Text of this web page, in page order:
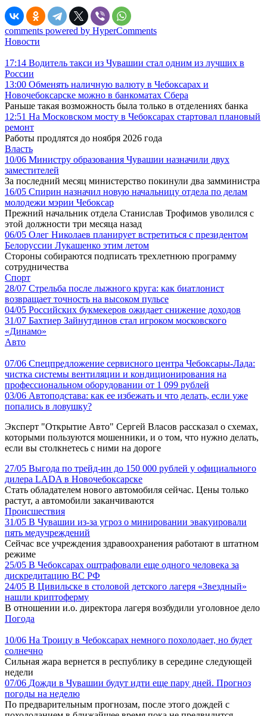
comments powered by HyperComments
Новости
17:14 Водитель такси из Чувашии стал одним из лучших в
России
13:00 Обменять наличную валюту в Чебоксарах и
Новочебоксарске можно в банкоматах Сбера
Раньше такая возможность была только в отделениях банка
12:51 На Московском мосту в Чебоксарах стартовал плановый
ремонт
Работы продлятся до ноября 2026 года
Власть
10/06 Министру образования Чувашии назначили двух
заместителей
За последний месяц министерство покинули два замминистра
16/05 Спирин назначил новую начальницу отдела по делам
молодежи мэрии Чебоксар
Прежний начальник отдела Станислав Трофимов уволился с
этой должности три месяца назад
06/05 Олег Николаев планирует встретиться с президентом
Белоруссии Лукашенко этим летом
Стороны собираются подписать трехлетнюю программу
сотрудничества
Спорт
28/07 Стрельба после лыжного круга: как биатлонист
возвращает точность на высоком пульсе
04/05 Российских букмекеров ожидает снижение доходов
31/07 Бахтиер Зайнутдинов стал игроком московского
«Динамо»
Авто
07/06 Спецпредложение сервисного центра Чебоксары-Лада:
чистка системы вентиляции и кондиционирования на
профессиональном оборудовании от 1 099 рублей
03/06 Автоподстава: как ее избежать и что делать, если уже
попались в ловушку?
Эксперт "Открытие Авто" Сергей Власов рассказал о схемах,
которыми пользуются мошенники, и о том, что нужно делать,
если вы столкнетесь с ними на дороге
27/05 Выгода по трейд-ин до 150 000 рублей у официального
дилера LADA в Новочебоксарске
Стать обладателем нового автомобиля сейчас. Цены только
растут, а автомобили заканчиваются
Происшествия
31/05 В Чувашии из-за угроз о минировании эвакуировали
пять медучреждений
Сейчас все учреждения здравоохранения работают в штатном
режиме
25/05 В Чебоксарах оштрафовали еще одного человека за
дискредитацию ВС РФ
24/05 В Цивильске в столовой детского лагеря «Звездный»
нашли криптоферму
В отношении и.о. директора лагеря возбудили уголовное дело
Погода
10/06 На Троицу в Чебоксарах немного похолодает, но будет
солнечно
Сильная жара вернется в республику в середине следующей
недели
07/06 Дожди в Чувашии будут идти еще пару дней. Прогноз
погоды на неделю
По предварительным прогнозам, после этого дождей с